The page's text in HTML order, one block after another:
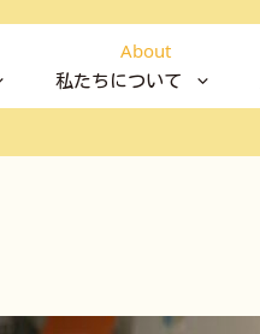
About
私たちについて